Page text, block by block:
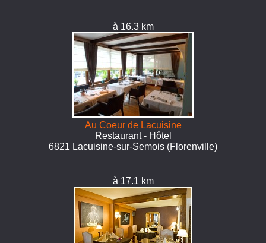
à 16.3 km
Au Coeur de Lacuisine
Restaurant - Hôtel
6821 Lacuisine-sur-Semois (Florenville)
à 17.1 km